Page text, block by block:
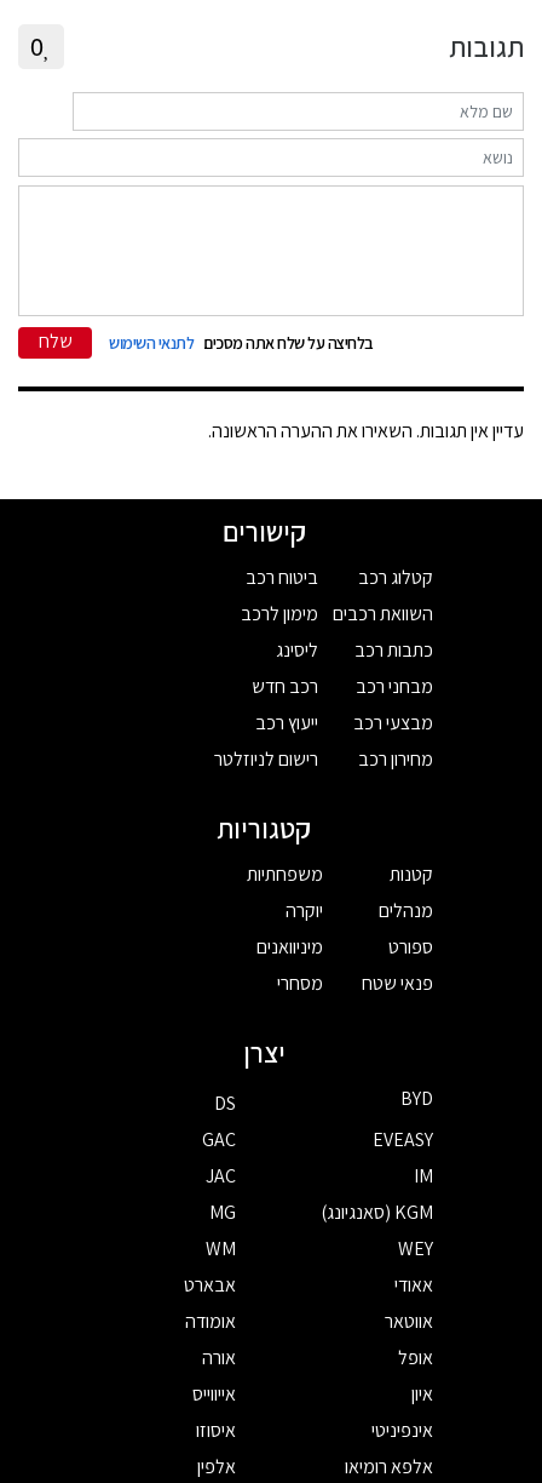
תגובות 0
בלחיצה על שלח אתה מסכים לתנאי השימוש שלח
עדיין אין תגובות. השאירו את ההערה הראשונה.
קישורים
קטלוג רכב
השוואת רכבים
כתבות רכב
מבחני רכב
מבצעי רכב
מחירון רכב
ביטוח רכב
מימון לרכב
ליסינג
רכב חדש
ייעוץ רכב
רישום לניוזלטר
קטגוריות
קטנות
מנהלים
ספורט
פנאי שטח
משפחתיות
יוקרה
מיניוואנים
מסחרי
יצרן
BYD
DS
EVEASY
GAC
IM
JAC
KGM (סאנגיונג)
MG
WEY
WM
אאודי
אבארט
אווטאר
אומודה
אופל
אורה
איון
אייווייס
אינפיניטי
איסוזו
אלפא רומיאו
אלפין